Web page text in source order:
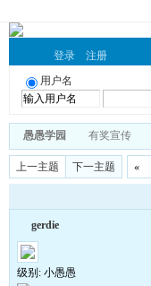
登录 注册
用户名
愚愚学园 有奖宣传
上一主题 下一主题 «
gerdie
级别: 小愚愚